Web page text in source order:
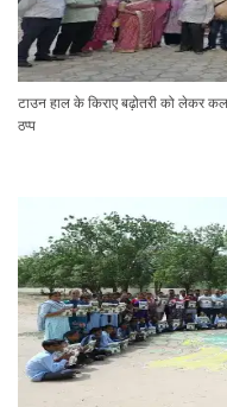
टाउन हाल के किराए बढ़ोतरी को लेकर
ठप्प